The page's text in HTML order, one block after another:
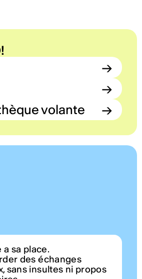
→
→
volante
→
a sa place.
des échanges
sans insultes ni propos